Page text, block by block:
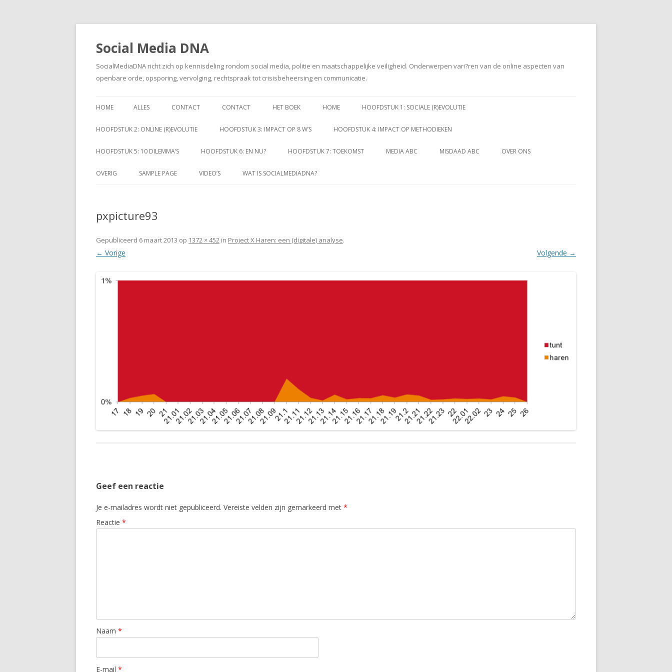
Social Media DNA
SocialMediaDNA richt zich op kennisdeling rondom social media, politie en maatschappelijke veiligheid. Onderwerpen vari?ren van de online aspecten van
openbare orde, opsporing, vervolging, rechtspraak tot crisisbeheersing en communicatie.
naar
HOME ALLES CONTACT CONTACT HET BOEK HOME HOOFDSTUK 1: SOCIALE (R)EVOLUTIE
HOOFDSTUK 2: ONLINE (R)EVOLUTIE HOOFDSTUK 3: IMPACT OP 8 W’S HOOFDSTUK 4: IMPACT OP METHODIEKEN
HOOFDSTUK 5: 10 DILEMMA’S HOOFDSTUK 6: EN NU? HOOFDSTUK 7: TOEKOMST MEDIA ABC MISDAAD ABC OVER ONS
OVERIG SAMPLE PAGE VIDEO’S WAT IS SOCIALMEDIADNA?
pxpicture93
Gepubliceerd 6 maart 2013 op 1372 × 452 in Project X Haren: een (digitale) analyse.
← Vorige Volgende →
Geef een reactie
Je e-mailadres wordt niet gepubliceerd. Vereiste velden zijn gemarkeerd met *
Reactie *
Naam *
E-mail *